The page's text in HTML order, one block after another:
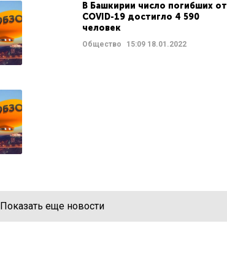
В Башкирии число погибших от
COVID-19 достигло 4 590
человек
Общество 15:0918.01.2022
Показать еще новости